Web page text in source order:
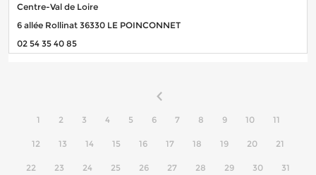
Centre-Val de Loire
6 allée Rollinat 36330 LE POINCONNET
02 54 35 40 85
1 2 3 4 5 6 7 8 9 10 11
12 13 14 15 16 17 18 19 20 21
22 23 24 25 26 27 28 29 30 31